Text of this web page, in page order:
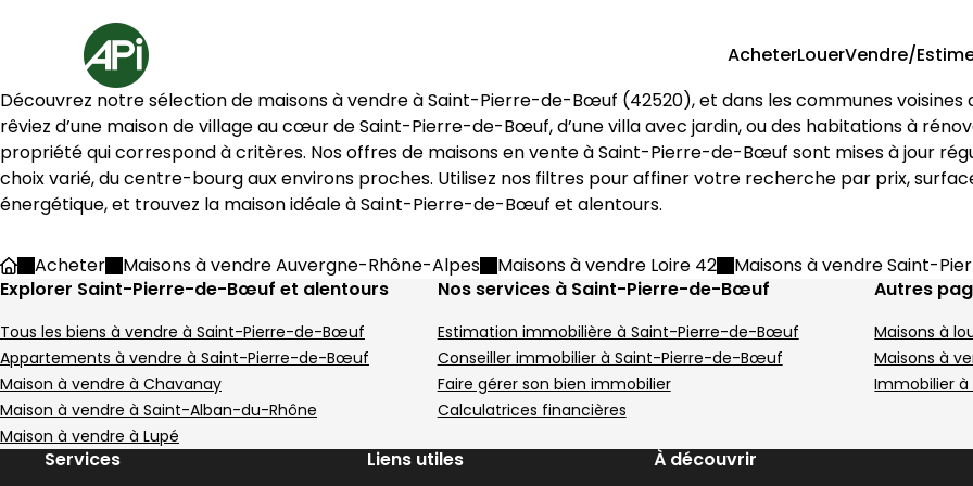
Accueil
AcheterLouerVendre/
11 Maisons à vendre à Saint-Pierre-de-Bœuf (42520)
de village 87 m² 4 pièces Chavanay
Aller à l'image1
Aller à l'image2
Aller à l'image3
Aller à l'image4
Aller à l'image5
817 €
Chavanay - 42410
Maison de village • 4 pièces • 87 m²
DPE :
D 3 chambres
,
Maison 116 m² 5 pièces Maclas
Aller à l'image1
Aller à l'image2
Aller à l'image3
Aller à l'image4
Aller à l'image5
280 000 €
Maclas - 42520
Maison • 5 pièces • 116 m²
4 chambres Terrain 286 m²
Maison 80 m²
Aller à l'image1
Aller à l'image2
Aller à l'image3
Aller à l'image4
95 000 €
Saint-Pierre-de-Bœuf - 42520
Maison • 80 m²
130 m² 5 pièces Le Péage-de-Roussillon
suivant
Aller à l'image1
Aller à l'image2
Aller à l'image3
Aller à l'image4
Aller à l'image5
216 000 €
Le Péage-de-Roussillon - 38550 Maison 131 m² 6 pièces Roussillon
Image suivant
Aller à l'image1
Aller à l'image2
Aller à l'image3
Aller à l'image4
Aller à l'image5
185 000 €
Roussillon - 38150 Maison de village
Image suivant
Aller à l'image1
Aller à l'image2
Aller à l'image3
Aller à l'image4
Aller à l'image5
109 000 €
Le Péage-de-Roussillon - 38550
Découvrez notre sélection de maisons à vendre à Saint-Pierre-de-Bœuf (42520), et dans les communes
rêviez d’une maison de village au cœur de Saint-Pierre-de-Bœuf, d’une villa avec jardin, ou des habitations à
propriété qui correspond à critères. Nos offres de maisons en vente à Saint-Pierre-de-Bœuf sont mises à jour
choix varié, du centre-bourg aux environs proches. Utilisez nos filtres pour affiner votre recherche par prix,
énergétique, et trouvez la maison idéale à Saint-Pierre-de-Bœuf et alentours.
AccueilAcheter Maisons à vendre Auvergne-Rhône-Alpes Maisons à vendre Loire 42
Maisons à vendre Saint-
Explorer Saint-Pierre-de-Bœuf et alentours
Tous les biens à vendre à Saint-Pierre-de-Bœuf
Appartements à vendre à Saint-Pierre-de-Bœuf
Maison à vendre à Chavanay
Maison à vendre à Saint-Alban-du-Rhône
Maison à vendre à Lupé
Nos services à Saint-Pierre-de-Bœuf
Estimation immobilière à Saint-Pierre-de-Bœuf
Conseiller immobilier à Saint-Pierre-de-Bœuf
Faire gérer son bien immobilier
Calculatrices financières
Autres
Maisons à
Maisons à
Immobilier
Services Liens utiles À découvrir